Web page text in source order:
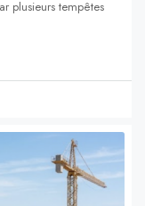
plusieurs tempêtes